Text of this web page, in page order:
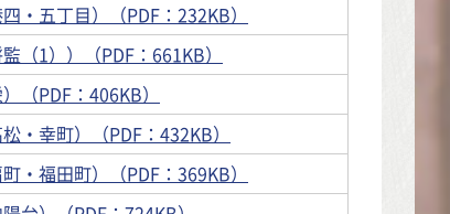
・五丁目）（PDF：232KB）
（1））（PDF：661KB）
（PDF：406KB）
・幸町）（PDF：432KB）
・福田町）（PDF：369KB）